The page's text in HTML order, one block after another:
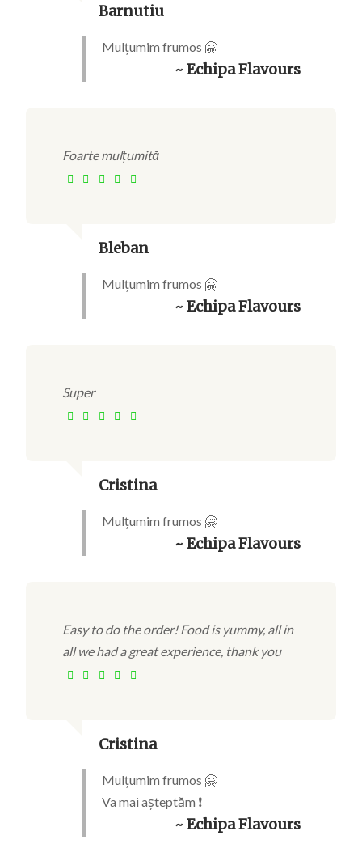
Barnutiu
Mulțumim frumos 🤗
~ Echipa Flavours
Foarte mulțumită
Bleban
Mulțumim frumos 🤗
~ Echipa Flavours
Super
Cristina
Mulțumim frumos 🤗
~ Echipa Flavours
Easy to do the order! Food is yummy, all in
all we had a great experience, thank you
Cristina
Mulțumim frumos 🤗
Va mai așteptăm ❗
~ Echipa Flavours